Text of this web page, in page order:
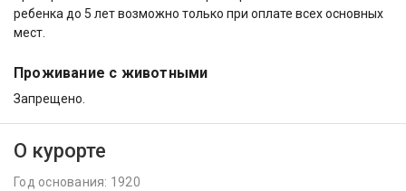
ребенка до 5 лет возможно только при оплате всех основных
мест.
Проживание с животными
Запрещено.
О курорте
Год основания: 1920